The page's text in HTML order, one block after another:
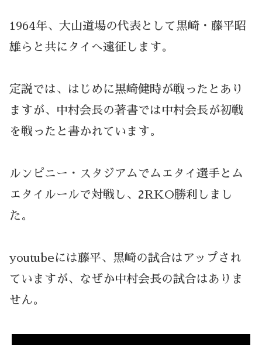
1964年、大山道場の代表として黒崎・藤平昭
雄らと共にタイへ遠征します。
定説では、はじめに黒崎健時が戦ったとあり
ますが、中村会長の著書では中村会長が初戦
を戦ったと書かれています。
ルンピニー・スタジアムでムエタイ選手とム
エタイルールで対戦し、2RKO勝利しまし
た。
youtubeには藤平、黒崎の試合はアップされ
ていますが、なぜか中村会長の試合はありま
せん。